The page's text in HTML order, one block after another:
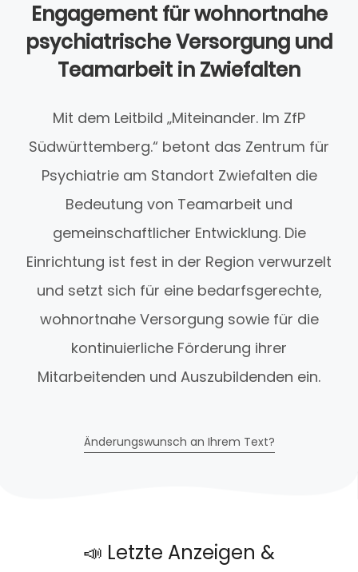
Engagement für wohnortnahe
psychiatrische Versorgung und
Teamarbeit in Zwiefalten
Mit dem Leitbild „Miteinander. Im ZfP
Südwürttemberg.“ betont das Zentrum für
Psychiatrie am Standort Zwiefalten die
Bedeutung von Teamarbeit und
gemeinschaftlicher Entwicklung. Die
Einrichtung ist fest in der Region verwurzelt
und setzt sich für eine bedarfsgerechte,
wohnortnahe Versorgung sowie für die
kontinuierliche Förderung ihrer
Mitarbeitenden und Auszubildenden ein.
Änderungswunsch an Ihrem Text?